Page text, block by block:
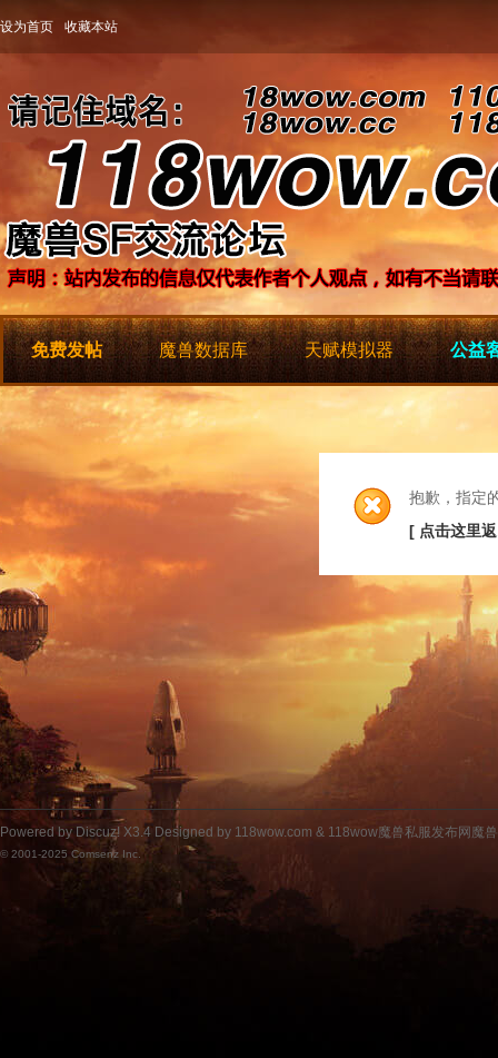
设为首页 收藏本站
免费发帖 魔兽数据库 天赋模拟器 公益
抱歉，指定
[ 点击这里
Powered by Discuz! X3.4 Designed by 118wow.com & 118wow魔兽私服发布网魔
© 2001-2025 Comsenz Inc.